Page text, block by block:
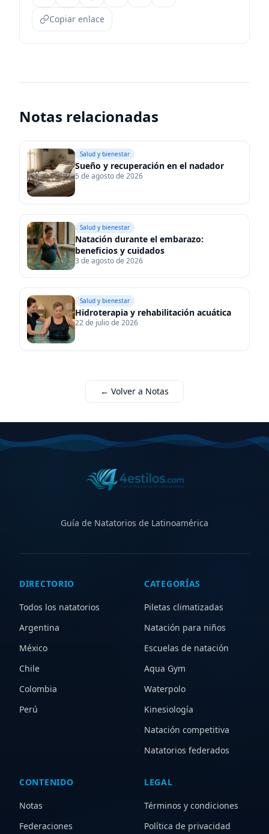
Copiar enlace
Notas relacionadas
Salud y bienestar
Sueño y recuperación en el nadador
5 de agosto de 2026
Sueño y recuperación en el nadador
Salud y bienestar
Natación durante el embarazo:
beneficios y cuidados
3 de agosto de 2026
Natación durante el embarazo: beneficios y cuidados
Salud y bienestar
Hidroterapia y rehabilitación acuática
22 de julio de 2026
Hidroterapia y rehabilitación acuática
← Volver a Notas
Guía de Natatorios de Latinoamérica
DIRECTORIO
Todos los natatorios
Argentina
México
Chile
Colombia
Perú
CATEGORÍAS
Piletas climatizadas
Natación para niños
Escuelas de natación
Aqua Gym
Waterpolo
Kinesiología
Natación competitiva
Natatorios federados
CONTENIDO
Notas
Federaciones
LEGAL
Términos y condiciones
Política de privacidad